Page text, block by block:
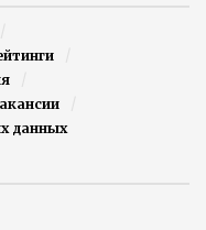
данных